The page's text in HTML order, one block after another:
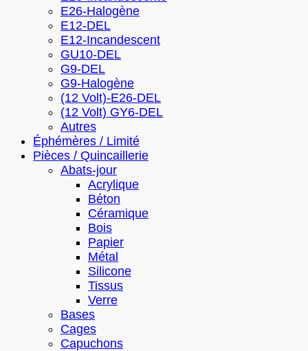
E26-Halogène
E12-DEL
E12-Incandescent
GU10-DEL
G9-DEL
G9-Halogène
(12 Volt)-E26-DEL
(12 Volt) GY6-DEL
Autres
Éphémères / Limité
Pièces / Quincaillerie
Abats-jour
Acrylique
Béton
Céramique
Bois
Papier
Métal
Silicone
Tissus
Verre
Bases
Cages
Capuchons